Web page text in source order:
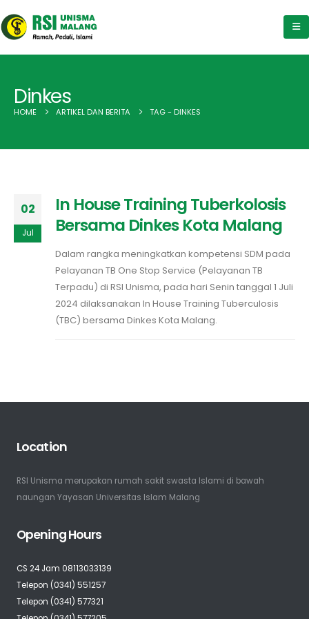
Dinkes
HOME ARTIKEL DAN BERITA TAG - DINKES
02
Jul
In House Training Tuberkolosis
Bersama Dinkes Kota Malang
Dalam rangka meningkatkan kompetensi SDM pada
Pelayanan TB One Stop Service (Pelayanan TB
Terpadu) di RSI Unisma, pada hari Senin tanggal 1 Juli
2024 dilaksanakan In House Training Tuberculosis
(TBC) bersama Dinkes Kota Malang.
Location
RSI Unisma merupakan rumah sakit swasta Islami di bawah
naungan Yayasan Universitas Islam Malang
Opening Hours
CS 24 Jam 08113033139
Telepon (0341) 551257
Telepon (0341) 577321